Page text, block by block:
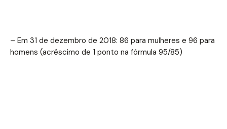
– Em 31 de dezembro de 2018: 86 para mulheres e 96 para
homens (acréscimo de 1 ponto na fórmula 95/85)